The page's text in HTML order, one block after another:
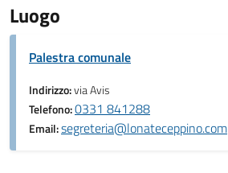
Luogo
Palestra comunale
Indirizzo:via Avis
Telefono:0331 841288
Email:segreteria@lonateceppino.com